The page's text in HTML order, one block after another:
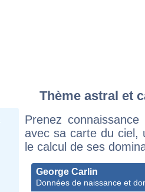
Thème astral et
Prenez
avec sa carte du ciel,
le calcul de ses
George Carlin
Données de naissance et